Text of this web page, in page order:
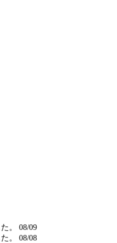
。
08/09
。
08/08